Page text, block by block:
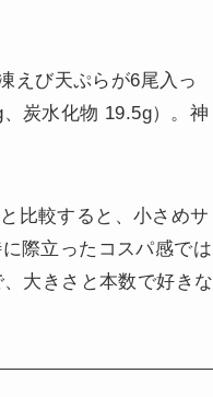
えび天ぷらが6尾入っ
炭水化物 19.5g）。神
比較すると、小さめサ
際立ったコスパ感では
大きさと本数で好きな